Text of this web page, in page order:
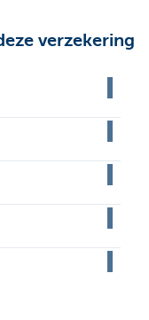
verzekering